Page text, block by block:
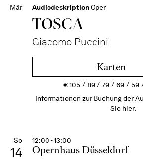
Mär AudiodeskriptionOper
TOSCA
Giacomo Puccini
Karten
€105 89 79 69 59
Informationen zur Buchung der
Sie hier.
So
14
12:00 - 13:00
Opernhaus Düsseldorf